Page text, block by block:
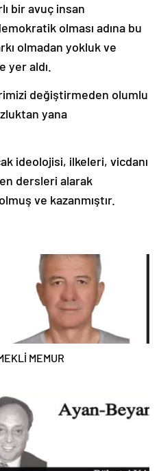
bir avuç insan
olması adına bu
olmadan yokluk ve
yer aldı.
değiştirmeden olumlu
yana
ideolojisi, ilkeleri, vicdanı
dersleri alarak
ve kazanmıştır.
MEMUR